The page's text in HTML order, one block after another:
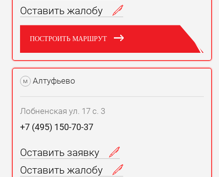
Оставить жалобу
ПОСТРОИТЬ МАРШРУТ
м Алтуфьево
Лобненская ул. 17 с. 3
+7 (495) 150-70-37
Оставить заявку
Оставить жалобу